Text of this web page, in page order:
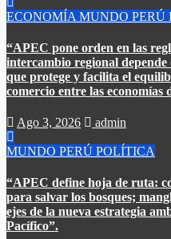
ECONOMÍA MUNDO PERÚ
“APEC pone orden en las
intercambio regional depende
que protege y facilita el
comercio entre las economías
Ago 3, 2026 admin
MUNDO PERÚ POLÍTICA
“APEC define hoja de ruta:
para salvar los bosques;
ejes de la nueva estrategia
Pacífico”.